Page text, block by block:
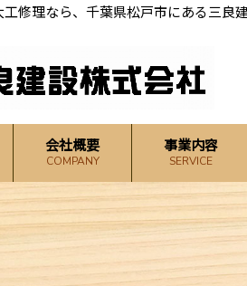
修理なら、千葉県松戸市にある三良
会社概要
COMPANY
事業内容
SERVICE